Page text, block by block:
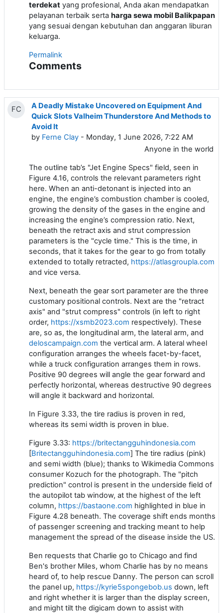
terdekat yang profesional, Anda akan mendapatkan
pelayanan terbaik serta harga sewa mobil Balikpapan
yang sesuai dengan kebutuhan dan anggaran liburan
keluarga.
Permalink
Comments
FC
A Deadly Mistake Uncovered on Equipment And
Quick Slots Valheim Thunderstore And Methods to
Avoid It
by Ferne Clay - Monday, 1 June 2026, 7:22 AM
Anyone in the world
The outline tab’s "Jet Engine Specs" field, seen in
Figure 4.16, controls the relevant parameters right
here. When an anti-detonant is injected into an
engine, the engine’s combustion chamber is cooled,
growing the density of the gases in the engine and
increasing the engine’s compression ratio. Next,
beneath the retract axis and strut compression
parameters is the "cycle time." This is the time, in
seconds, that it takes for the gear to go from totally
extended to totally retracted, https://atlasgroupla.com
and vice versa.
Next, beneath the gear sort parameter are the three
customary positional controls. Next are the "retract
axis" and "strut compress" controls (in left to right
order, https://xsmb2023.com respectively). These
are, so as, the longitudinal arm, the lateral arm, and
deloscampaign.com the vertical arm. A lateral wheel
configuration arranges the wheels facet-by-facet,
while a truck configuration arranges them in rows.
Positive 90 degrees will angle the gear forward and
perfectly horizontal, whereas destructive 90 degrees
will angle it backward and horizontal.
In Figure 3.33, the tire radius is proven in red,
whereas its semi width is proven in blue.
Figure 3.33: https://britectangguhindonesia.com
[Britectangguhindonesia.com] The tire radius (pink)
and semi width (blue); thanks to Wikimedia Commons
consumer Kozuch for the photograph. The "pitch
prediction" control is present in the underside field of
the autopilot tab window, at the highest of the left
column, https://bastaone.com highlighted in blue in
Figure 4.28 beneath. The coverage shift ends months
of passenger screening and tracking meant to help
management the spread of the disease inside the US.
Ben requests that Charlie go to Chicago and find
Ben's brother Miles, whom Charlie has by no means
heard of, to help rescue Danny. The person can scroll
the panel up, https://kyrie5spongebob.us down, left
and right whether it is larger than the display screen,
and might tilt the digicam down to assist with